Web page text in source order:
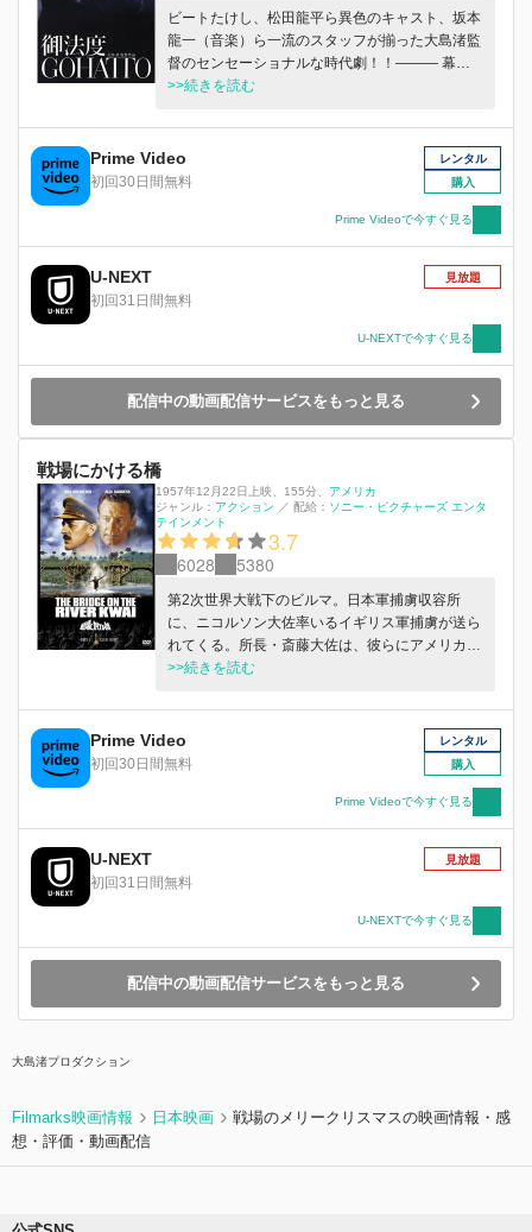
ビートたけし、松田龍平ら異色のキャスト、坂本
龍一（音楽）ら一流のスタッフが揃った大島渚監
督のセンセーショナルな時代劇！！――― 幕末
の京都。血気盛んな男たちの集団「新選組」にひ
をめぐって、男たちの中を駆け巡る嫉妬とうわ
さ、そして憶測。「局中法度」「軍中法度」とい
う厳しい戒律の下、抗争と殺戮に明け暮れていた
>>続きを読む
Prime Video
初回30日間無料
レンタル
購入
Prime Videoで今すぐ見る
U-NEXT
初回31日間無料
見放題
U-NEXTで今すぐ見る
配信中の動画配信サービスをもっと見る
戦場にかける橋
1957年12月22日上映 155分
アメリカ
ジャンル： アクション ／ 配給： ソニー・ピクチャーズ エンタ
テインメント
3.7
6028 5380
第2次世界大戦下のビルマ。日本軍捕虜収容所
に、ニコルソン大佐率いるイギリス軍捕虜が送ら
れてくる。所長・斎藤大佐は、彼らにアメリカ軍
少佐・シアーズと共に橋梁建設の労役を命じる。
し、斎藤と対立する。
>>続きを読む
Prime Video
初回30日間無料
レンタル
購入
Prime Videoで今すぐ見る
U-NEXT
初回31日間無料
見放題
U-NEXTで今すぐ見る
配信中の動画配信サービスをもっと見る
大島渚プロダクション
Filmarks映画情報 日本映画
戦場のメリークリスマスの映画情報・感
想・評価・動画配信